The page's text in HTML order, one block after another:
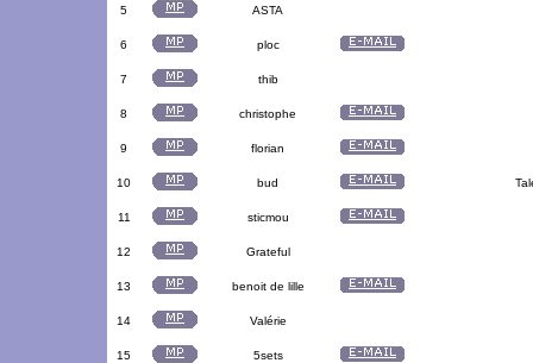
5 ASTA
6 ploc
7 thib
8 christophe
9 florian
10 bud
11 sticmou
12 Grateful
13 benoit de lille
14 Valérie
15 5sets